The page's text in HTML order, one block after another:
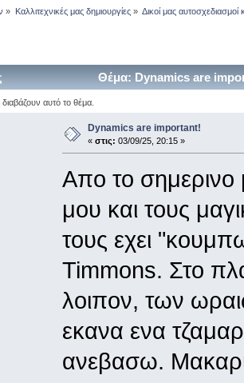
» Καλλιτεχνικές μας δημιουργίες» Δικοί μας αυτοσχεδιασμοί
Θέμα: Dynamics are
αυτό το θέμα.
Dynamics are important!
« στις: 03/09/25, 20:15 »
Απο το σημερινο
μου και τους
τους εχει
Timmons. Στο
λοιπον, των
εκανα ενα
ανεβασω.